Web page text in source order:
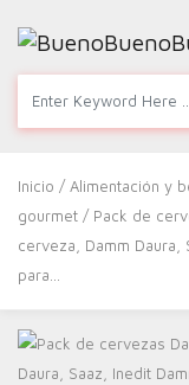
Inicio / Alimentación y
gourmet / Pack de
cerveza, Damm Daura,
para…